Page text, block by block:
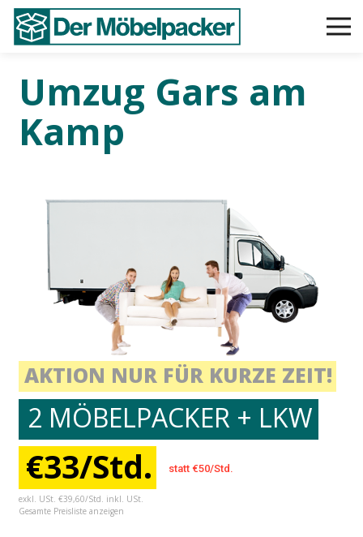
Umzug Gars am
Kamp
2 MÖBELPACKER + LKW
statt €50/Std.
€33/Std.
AKTION NUR FÜR KURZE ZEIT!
exkl. USt. €39,60/Std. inkl. USt.
Gesamte Preisliste anzeigen